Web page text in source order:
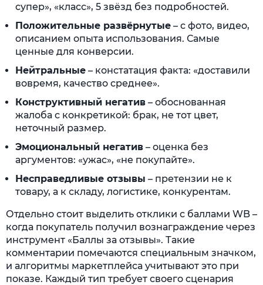
супер», «класс», 5 звёзд без подробностей.
Положительные развёрнутые – с фото, видео,
описанием опыта использования. Самые
ценные для конверсии.
Нейтральные – констатация факта: «доставили
вовремя, качество среднее».
Конструктивный негатив – обоснованная
жалоба с конкретикой: брак, не тот цвет,
неточный размер.
Эмоциональный негатив – оценка без
аргументов: «ужас», «не покупайте».
Несправедливые отзывы – претензии не к
товару, а к складу, логистике, конкурентам.
Отдельно стоит выделить отклики с баллами WB –
когда покупатель получил вознаграждение через
инструмент «Баллы за отзывы». Такие
комментарии помечаются специальным значком,
и алгоритмы маркетплейса учитывают это при
показе. Каждый тип требует своего сценария